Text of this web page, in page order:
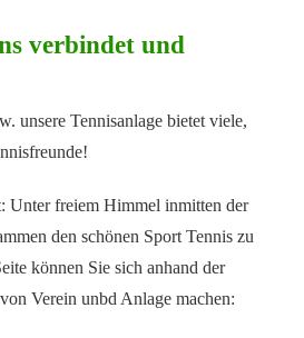
verbindet und
unsere Tennisanlage bietet viele,
Unter freiem Himmel inmitten der
den schönen Sport Tennis zu
können Sie sich anhand der
Verein unbd Anlage machen: